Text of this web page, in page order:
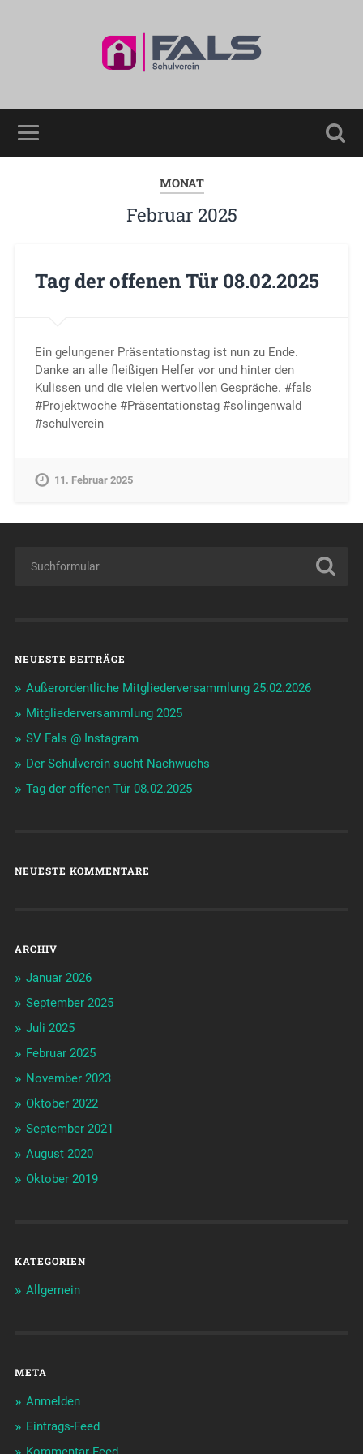
MONAT
Februar 2025
Tag der offenen Tür 08.02.2025
Ein gelungener Präsentationstag ist nun zu Ende.
Danke an alle fleißigen Helfer vor und hinter den
Kulissen und die vielen wertvollen Gespräche. #fals
#Projektwoche #Präsentationstag #solingenwald
#schulverein
11. Februar 2025
NEUESTE BEITRÄGE
Außerordentliche Mitgliederversammlung 25.02.2026
Mitgliederversammlung 2025
SV Fals @ Instagram
Der Schulverein sucht Nachwuchs
Tag der offenen Tür 08.02.2025
NEUESTE KOMMENTARE
ARCHIV
Januar 2026
September 2025
Juli 2025
Februar 2025
November 2023
Oktober 2022
September 2021
August 2020
Oktober 2019
KATEGORIEN
Allgemein
META
Anmelden
Eintrags-Feed